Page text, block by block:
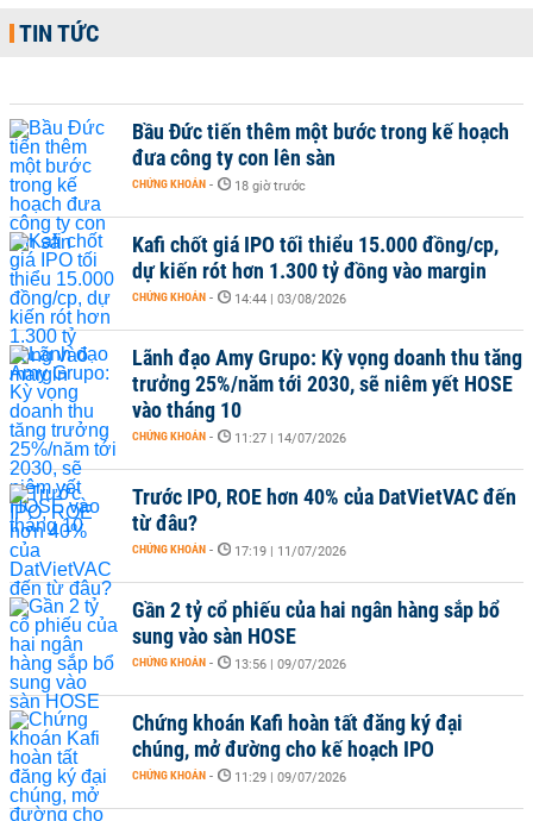
TIN TỨC
Bầu Đức tiến thêm một bước trong kế hoạch
đưa công ty con lên sàn
CHỨNG KHOÁN - 18 giờ trước
Kafi chốt giá IPO tối thiểu 15.000 đồng/cp,
dự kiến rót hơn 1.300 tỷ đồng vào margin
CHỨNG KHOÁN - 14:44 | 03/08/2026
Lãnh đạo Amy Grupo: Kỳ vọng doanh thu tăng
trưởng 25%/năm tới 2030, sẽ niêm yết HOSE
vào tháng 10
CHỨNG KHOÁN - 11:27 | 14/07/2026
Trước IPO, ROE hơn 40% của DatVietVAC đến
từ đâu?
CHỨNG KHOÁN - 17:19 | 11/07/2026
Gần 2 tỷ cổ phiếu của hai ngân hàng sắp bổ
sung vào sàn HOSE
CHỨNG KHOÁN - 13:56 | 09/07/2026
Chứng khoán Kafi hoàn tất đăng ký đại
chúng, mở đường cho kế hoạch IPO
CHỨNG KHOÁN - 11:29 | 09/07/2026